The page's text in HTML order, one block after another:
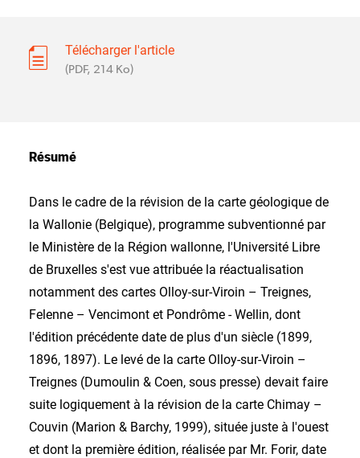
Télécharger l'article
(PDF, 214 Ko)
Résumé
Dans le cadre de la révision de la carte géologique de
la Wallonie (Belgique), programme subventionné par
le Ministère de la Région wallonne, l'Université Libre
de Bruxelles s'est vue attribuée la réactualisation
notamment des cartes Olloy-sur-Viroin – Treignes,
Felenne – Vencimont et Pondrôme - Wellin, dont
l'édition précédente date de plus d'un siècle (1899,
1896, 1897). Le levé de la carte Olloy-sur-Viroin –
Treignes (Dumoulin & Coen, sous presse) devait faire
suite logiquement à la révision de la carte Chimay –
Couvin (Marion & Barchy, 1999), située juste à l'ouest
et dont la première édition, réalisée par Mr. Forir, date